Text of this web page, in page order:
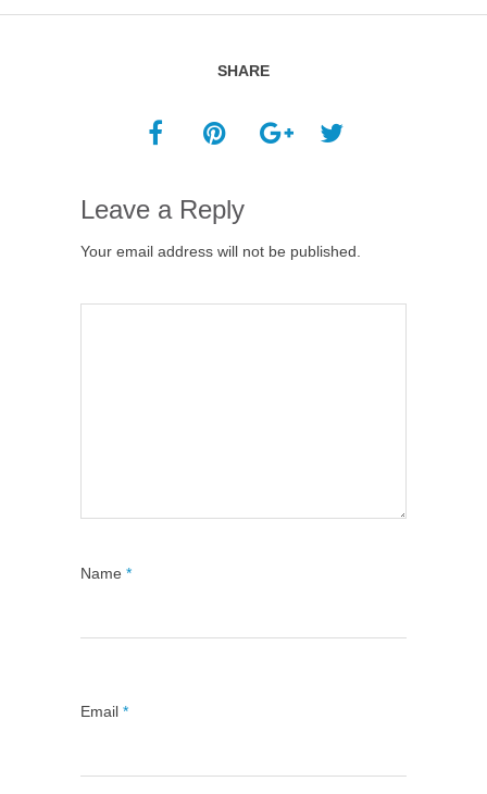
SHARE
Leave a Reply
Your email address will not be published.
Name *
Email *